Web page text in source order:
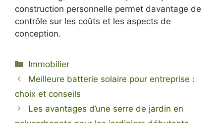
construction personnelle permet davantage de
contrôle sur les coûts et les aspects de
conception.
Catégories
Immobilier
Meilleure batterie solaire pour entreprise :
choix et conseils
Les avantages d’une serre de jardin en